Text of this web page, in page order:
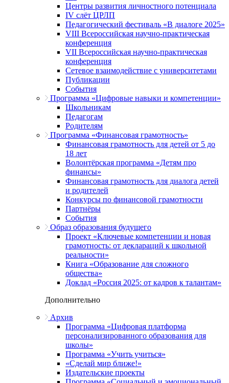
Центры развития личностного потенциала
IV слёт ЦРЛП
Педагогический фестиваль «В диалоге 2025»
VIII Всероссийская научно-практическая
конференция
VII Всероссийская научно-практическая
конференция
Сетевое взаимодействие с университетами
Публикации
События
Программа «Цифровые навыки и компетенции»
Школьникам
Педагогам
Родителям
Программа «Финансовая грамотность»
Финансовая грамотность для детей от 5 до
18 лет
Волонтёрская программа «Детям про
финансы»
Финансовая грамотность для диалога детей
и родителей
Конкурсы по финансовой грамотности
Партнёры
События
Образ образования будущего
Проект «Ключевые компетенции и новая
грамотность: от деклараций к школьной
реальности»
Книга «Образование для сложного
общества»
Доклад «Россия 2025: от кадров к талантам»
Дополнительно
Архив
Программа «Цифровая платформа
персонализированного образования для
школы»
Программа «Учить учиться»
«Сделай мир ближе!»
Издательские проекты